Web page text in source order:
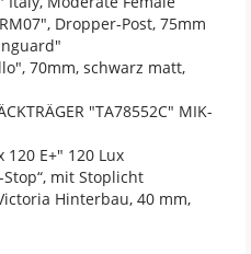
Dropper-Post, 75mm
70mm, schwarz matt,
"TA78552C" MIK-
120 E+" 120 Lux
Stop“, mit Stoplicht
Hinterbau, 40 mm,